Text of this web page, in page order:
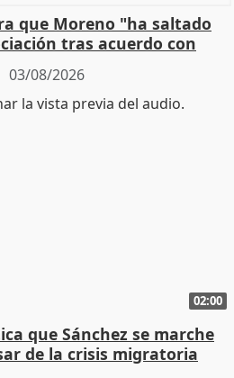
que Moreno "ha saltado
tras acuerdo con
03/08/2026
02:00
que Sánchez se marche
de la crisis migratoria